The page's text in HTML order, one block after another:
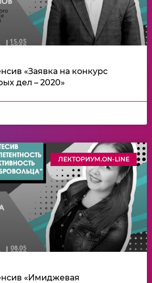
«Заявка на конкурс
дел – 2020»
ЛЕКТОРИУМ.ON-LINE
«Имиджевая